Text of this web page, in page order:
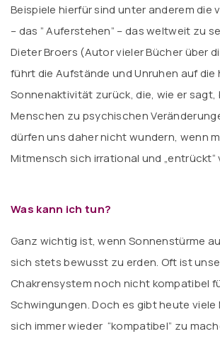
Beispiele hierfür sind unter anderem die
– das ” Auferstehen” – das weltweit zu
Dieter Broers (Autor vieler Bücher über
führt die Aufstände und Unruhen auf die
Sonnenaktivität zurück, die, wie er sagt,
Menschen zu psychischen
dürfen uns daher nicht wundern, wenn
Mitmensch sich irrational und „entrückt“
Was kann ich tun?
Ganz wichtig ist, wenn Sonnenstürme
sich stets bewusst zu erden. Oft ist
Chakrensystem noch nicht kompatibel
Schwingungen. Doch es gibt heute viele
sich immer wieder “kompatibel” zu